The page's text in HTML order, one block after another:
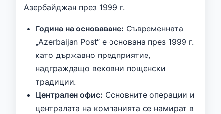
Азербайджан през 1999 г.
Година на основаване: Съвременната
„Azerbaijan Post“ е основана през 1999 г.
като държавно предприятие,
надграждащо вековни пощенски
традиции.
Централен офис: Основните операции и
централата на компанията се намират в